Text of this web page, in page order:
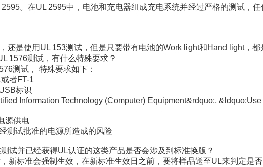
2595。在UL 2595中，电池和充电器组成充电系统并经过严格的测试，
，还是使用 UL 153测试，但是只要带有电池的Work light和Hand light，都
1576测试，有什么特殊要求？
测试，
特殊要求如下：
或者FT-1
标识
Information Technology (Computer) Equipment&rdquo;,
源供电
测试批准的电源所造成的风险
试并已经获得UL认证的这类产品是否会涉及到标准换版？
新标准会强制生效，在新标准生效日之前，要将样品送至UL来判定是